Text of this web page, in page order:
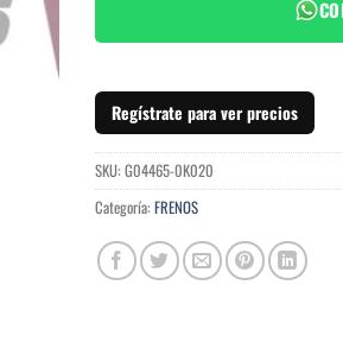
Regístrate para ver precios
SKU: G04465-0K020
Categoría: FRENOS